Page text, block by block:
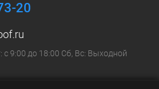
20
9:00 до 18:00 Сб, Вс: Выходной